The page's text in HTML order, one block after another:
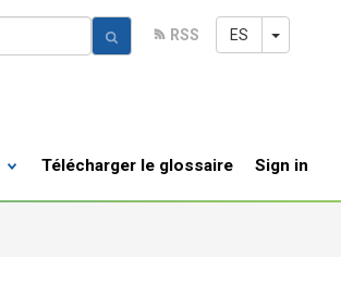
ES Toggle
R RSS
Télécharger le glossaire Sign in